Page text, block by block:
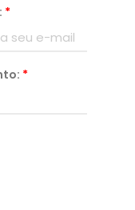
*
*